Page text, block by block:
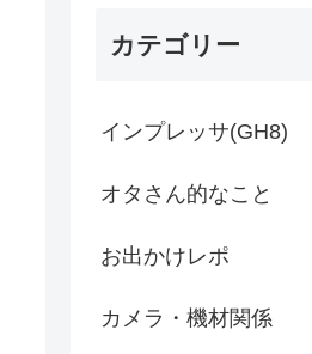
カテゴリー
インプレッサ(GH8)
オタさん的なこと
お出かけレポ
カメラ・機材関係